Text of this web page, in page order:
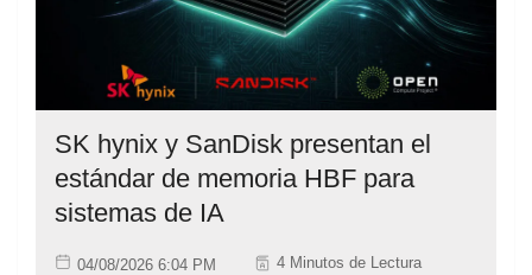
SK hynix y SanDisk presentan el
estándar de memoria HBF para
sistemas de IA
04/08/2026 6:04 PM 4 Minutos de Lectura